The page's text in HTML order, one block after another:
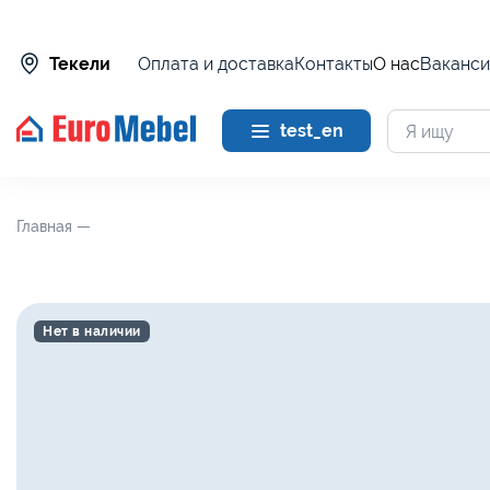
Текели Оплата и доставкаКонтактыО нас
test_en
Главная —
Нет в наличии